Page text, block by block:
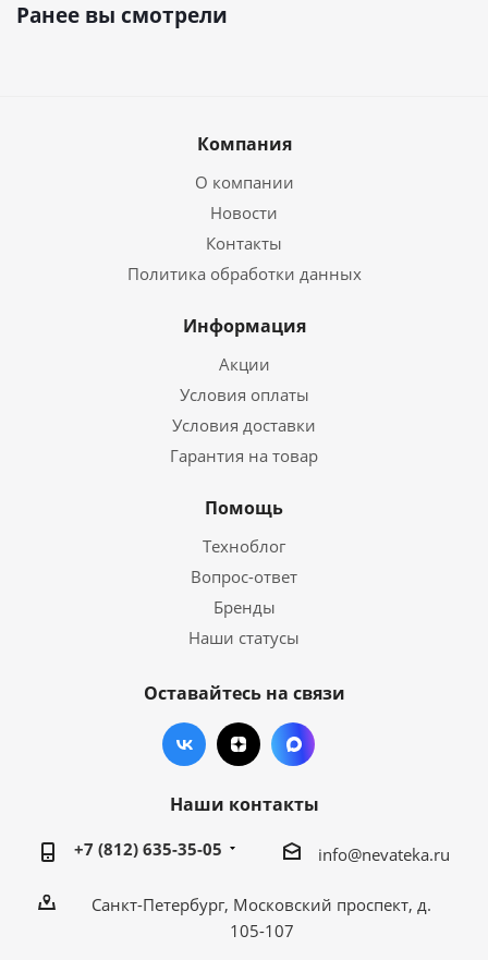
Ранее вы смотрели
Компания
О компании
Новости
Контакты
Политика обработки данных
Информация
Акции
Условия оплаты
Условия доставки
Гарантия на товар
Помощь
Техноблог
Вопрос-ответ
Бренды
Наши статусы
Оставайтесь на связи
Наши контакты
+7 (812) 635-35-05 info@nevateka.ru
Санкт-Петербург, Московский проспект, д.
105-107